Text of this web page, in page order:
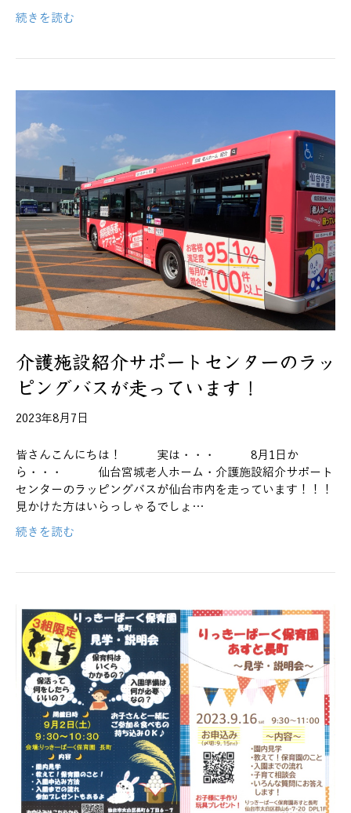
続きを読む
介護施設紹介サポートセンターのラッ
ピングバスが走っています！
2023年8月7日
皆さんこんにちは！ 実は・・・ 8月1日か
ら・・・ 仙台宮城老人ホーム・介護施設紹介サポート
センターのラッピングバスが仙台市内を走っています！！！
見かけた方はいらっしゃるでしょ…
続きを読む